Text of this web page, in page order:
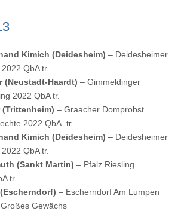
Kimich (Deidesheim) – Deidesheimer
QbA tr.
(Neustadt-Haardt) – Gimmeldinger
2022 QbA tr.
– Graacher Domprobst
2022 QbA. tr
Kimich (Deidesheim) – Deidesheimer
QbA tr.
(Sankt Martin) – Pfalz Riesling
tr.
– Escherndorf Am Lumpen
Gewächs